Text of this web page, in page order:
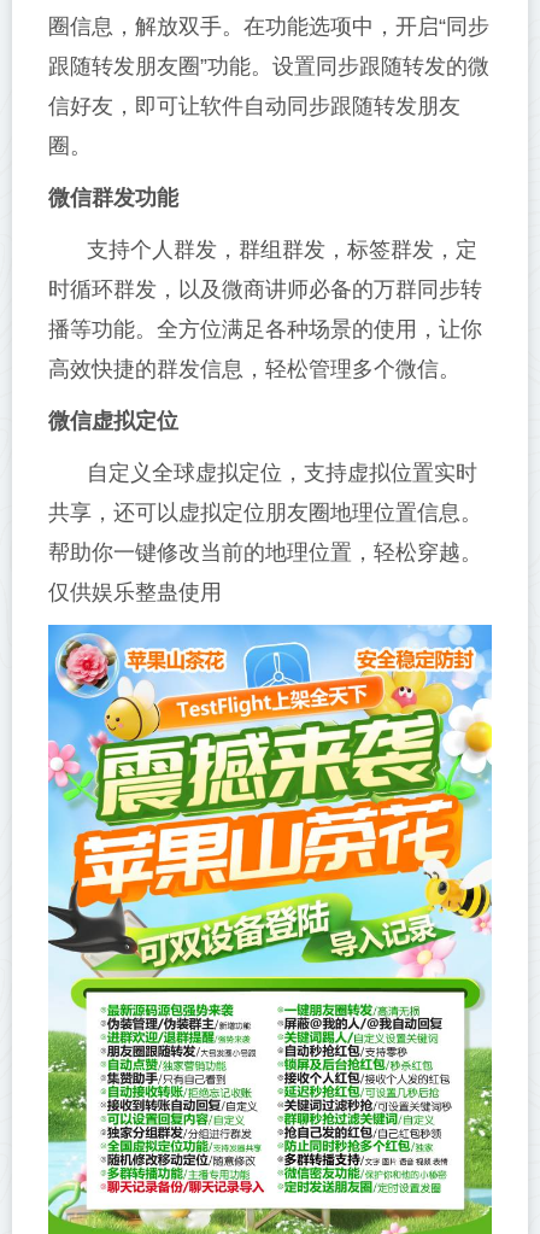
圈信息，解放双手。在功能选项中，开启“同步
跟随转发朋友圈”功能。设置同步跟随转发的微
信好友，即可让软件自动同步跟随转发朋友
圈。
微信群发功能
支持个人群发，群组群发，标签群发，定
时循环群发，以及微商讲师必备的万群同步转
播等功能。全方位满足各种场景的使用，让你
高效快捷的群发信息，轻松管理多个微信。
微信虚拟定位
自定义全球虚拟定位，支持虚拟位置实时
共享，还可以虚拟定位朋友圈地理位置信息。
帮助你一键修改当前的地理位置，轻松穿越。
仅供娱乐整蛊使用